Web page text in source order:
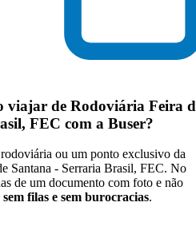
viajar de Rodoviária Feira
FEC com a Buser?
ou um ponto exclusivo da
Santana - Serraria Brasil, FEC. No
de um documento com foto e não
filas e sem burocracias.